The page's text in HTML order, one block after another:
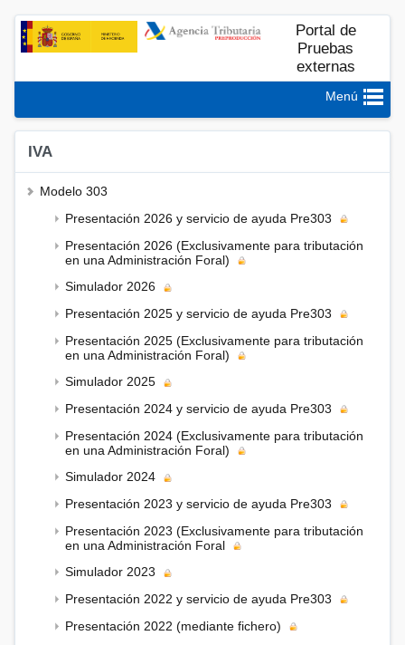
Portal de
Pruebas
externas
Menú
IVA
Modelo 303
Presentación 2026 y servicio de ayuda Pre303
Presentación 2026 (Exclusivamente para tributación
en una Administración Foral)
Simulador 2026
Presentación 2025 y servicio de ayuda Pre303
Presentación 2025 (Exclusivamente para tributación
en una Administración Foral)
Simulador 2025
Presentación 2024 y servicio de ayuda Pre303
Presentación 2024 (Exclusivamente para tributación
en una Administración Foral)
Simulador 2024
Presentación 2023 y servicio de ayuda Pre303
Presentación 2023 (Exclusivamente para tributación
en una Administración Foral
Simulador 2023
Presentación 2022 y servicio de ayuda Pre303
Presentación 2022 (mediante fichero)